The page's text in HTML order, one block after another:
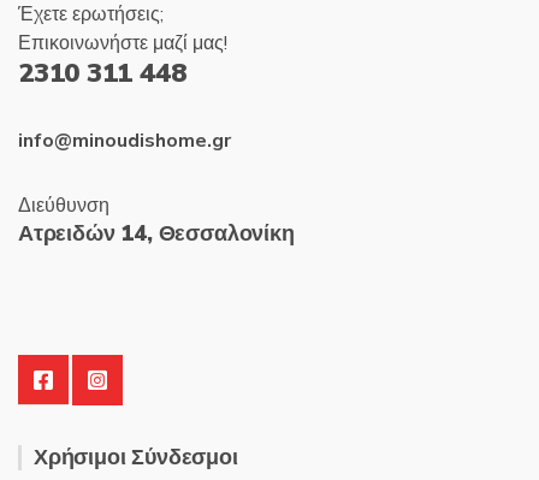
Έχετε ερωτήσεις;
Επικοινωνήστε μαζί μας!
2310 311 448
info@minoudishome.gr
Διεύθυνση
Ατρειδών 14, Θεσσαλονίκη
Χρήσιμοι Σύνδεσμοι